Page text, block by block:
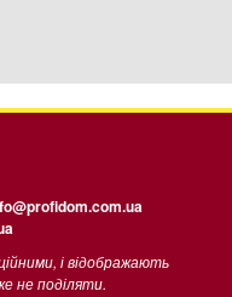
і відображають
не поділяти.